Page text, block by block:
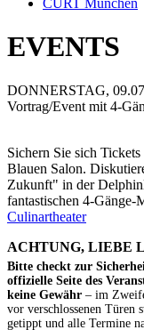
CURT München
EVENTS
DONNERSTAG,
Vortrag/Event mit 4-
Sichern Sie sich
Blauen Salon.
Zukunft" in der
fantastischen 4-Gänge-
Culinartheater
ACHTUNG, LIEBE
Bitte checkt zur
offizielle Seite des
keine Gewähr – im
vor verschlossenen Türen
getippt und alle Termine